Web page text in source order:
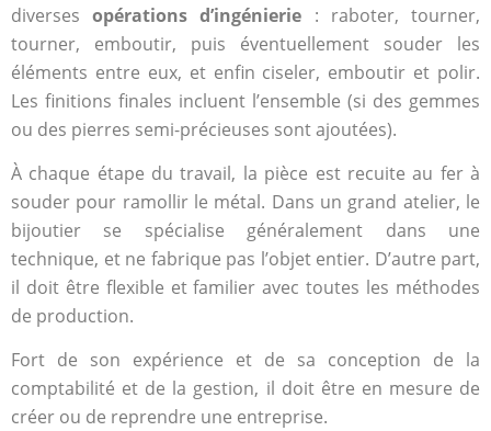
diversesopérations d’ingénierie : raboter, tourner,
tourner, emboutir, puis éventuellement souder les
éléments entre eux, et enfin ciseler, emboutir et polir.
Les finitions finales incluent l’ensemble (si des gemmes
ou des pierres semi-précieuses sont ajoutées).
À chaque étape du travail, la pièce est recuite au fer à
souder pour ramollir le métal. Dans un grand atelier, le
bijoutier se spécialise généralement dans une
technique, et ne fabrique pas l’objet entier. D’autre part,
il doit être flexible et familier avec toutes les méthodes
de production.
Fort de son expérience et de sa conception de la
comptabilité et de la gestion, il doit être en mesure de
créer ou de reprendre une entreprise.